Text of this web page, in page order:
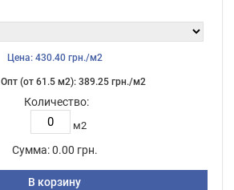
Цена: 430.40 грн./м2
Опт (от 61.5 м2): 389.25 грн./м2
Количество:
м2
Сумма: 0.00 грн.
В корзину